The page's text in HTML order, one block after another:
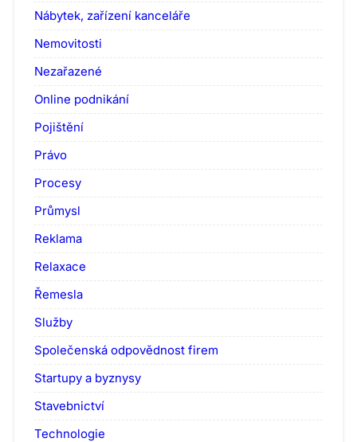
Nábytek, zařízení kanceláře
Nemovitosti
Nezařazené
Online podnikání
Pojištění
Právo
Procesy
Průmysl
Reklama
Relaxace
Řemesla
Služby
Společenská odpovědnost firem
Startupy a byznysy
Stavebnictví
Technologie